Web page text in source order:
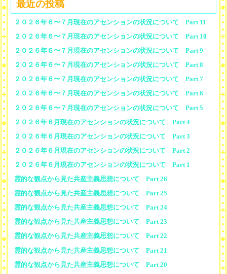
最近の投稿
２０２６年６〜７月現在のアセンションの状況について Part 11
２０２６年６〜７月現在のアセンションの状況について Part 10
２０２６年６〜７月現在のアセンションの状況について Part 9
２０２６年６〜７月現在のアセンションの状況について Part 8
２０２６年６〜７月現在のアセンションの状況について Part 7
２０２６年６〜７月現在のアセンションの状況について Part 6
２０２６年６〜７月現在のアセンションの状況について Part 5
２０２６年６月現在のアセンションの状況について Part 4
２０２６年６月現在のアセンションの状況について Part 3
２０２６年６月現在のアセンションの状況について Part 2
２０２６年６月現在のアセンションの状況について Part 1
霊的な観点から見た共産主義思想について Part 26
霊的な観点から見た共産主義思想について Part 25
霊的な観点から見た共産主義思想について Part 24
霊的な観点から見た共産主義思想について Part 23
霊的な観点から見た共産主義思想について Part 22
霊的な観点から見た共産主義思想について Part 21
霊的な観点から見た共産主義思想について Part 20